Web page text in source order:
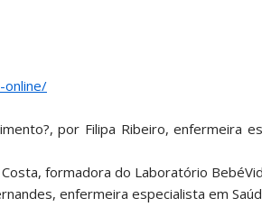
online/
por Filipa Ribeiro, enfermeira
formadora do Laboratório
enfermeira especialista em